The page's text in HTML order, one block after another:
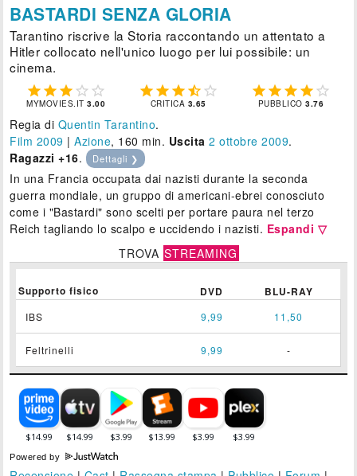
BASTARDI SENZA GLORIA
Tarantino riscrive la Storia raccontando un attentato a
Hitler collocato nell'unico luogo per lui possibile: un
cinema.
    
MYMOVIES.IT3.00
    
CRITICA 3.65
    
PUBBLICO3.76
Regia di Quentin Tarantino.
Film 2009 |Azione, 160 min. Uscita 2 ottobre 2009.
Ragazzi +16. Dettagli ❯
In una Francia occupata dai nazisti durante la seconda
guerra mondiale, un gruppo di americani-ebrei conosciuto
come i "Bastardi" sono scelti per portare paura nel terzo
Reich tagliando lo scalpo e uccidendo i nazisti. Espandi ▽
TROVA STREAMING
Supporto fisico DVD BLU-RAY
IBS 9,99 11,50
Feltrinelli 9,99 -
Powered by